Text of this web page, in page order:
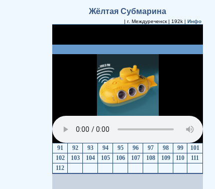
Жёлтая Субмарина
| г. Междуреченск | 192k | Инфо
91 92 93 94 95 96 97 98 99
101
102
103 104 105 106 107 108 109 110
111
112